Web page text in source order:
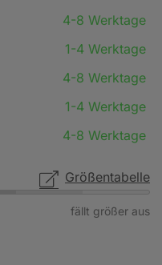
4-8 Werktage
1-4 Werktage
4-8 Werktage
1-4 Werktage
4-8 Werktage
Größentabelle
fällt größer aus